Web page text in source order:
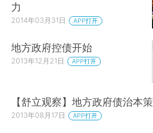
力
2014年03月31日 APP打开
地方政府控债开始
2013年12月21日 APP打开
【舒立观察】地方政府债治本策
2013年08月17日 APP打开